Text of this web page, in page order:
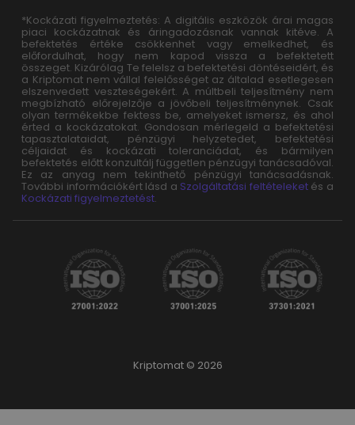
*Kockázati figyelmeztetés: A digitális eszközök árai magas
piaci kockázatnak és áringadozásnak vannak kitéve. A
befektetés értéke csökkenhet vagy emelkedhet, és
előfordulhat, hogy nem kapod vissza a befektetett
összeget. Kizárólag Te felelsz a befektetési döntéseidért, és
a Kriptomat nem vállal felelősséget az általad esetlegesen
elszenvedett veszteségekért. A múltbeli teljesítmény nem
megbízható előrejelzője a jövőbeli teljesítménynek. Csak
olyan termékekbe fektess be, amelyeket ismersz, és ahol
érted a kockázatokat. Gondosan mérlegeld a befektetési
tapasztalataidat, pénzügyi helyzetedet, befektetési
céljaidat és kockázati toleranciádat, és bármilyen
befektetés előtt konzultálj független pénzügyi tanácsadóval.
Ez az anyag nem tekinthető pénzügyi tanácsadásnak.
További információkért lásd a Szolgáltatási feltételeketés a
Kockázati figyelmeztetést.
Kriptomat © 2026